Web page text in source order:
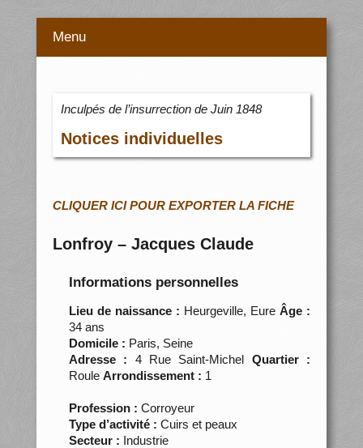
Menu
Inculpés de l’insurrection de Juin 1848
Notices individuelles
CLIQUER ICI POUR EXPORTER LA FICHE
Lonfroy – Jacques Claude
Informations personnelles
Lieu de naissance : Heurgeville, Eure Âge :
34 ans
Domicile : Paris, Seine
Adresse : 4 Rue Saint-Michel Quartier :
Roule Arrondissement : 1
Profession : Corroyeur
Type d’activité : Cuirs et peaux
Secteur : Industrie